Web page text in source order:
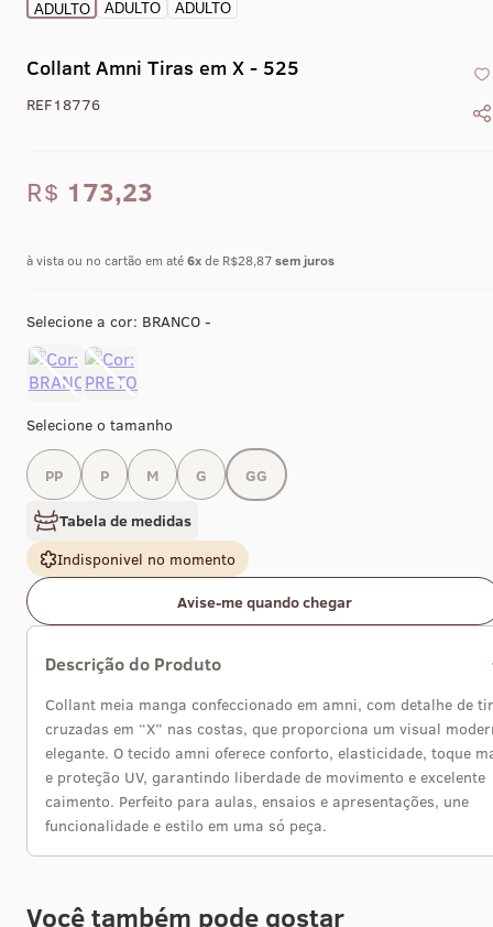
Collant Amni Tiras em X - 525
REF18776
R$ 173,23
à vista ou no cartão em até6xde R$28,87sem juros
Selecione a cor: BRANCO -
Selecione o tamanho
PP P M G GG
Tabela de medidas
Indisponivel no momento
Avise-me quando chegar
Descrição do Produto
Collant meia manga confeccionado em amni, com detalhe de
cruzadas em “X” nas costas, que proporciona um visual
elegante. O tecido amni oferece conforto, elasticidade, toque
e proteção UV, garantindo liberdade de movimento e excelente
caimento. Perfeito para aulas, ensaios e apresentações, une
funcionalidade e estilo em uma só peça.
Você também pode gostar